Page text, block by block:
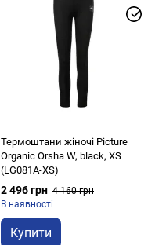
Термоштани жіночі Picture
Organic Orsha W, black, XS
(LG081A-XS)
2 496 грн 4 160 грн
В наявності
Купити